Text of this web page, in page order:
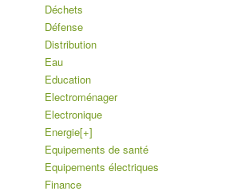
Déchets
Défense
Distribution
Eau
Education
Electroménager
Electronique
Energie[+]
Equipements de santé
Equipements électriques
Finance